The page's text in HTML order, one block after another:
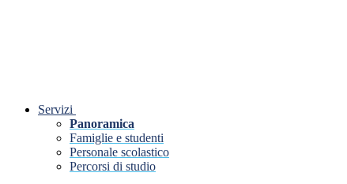
Servizi
Panoramica
Famiglie e studenti
Personale scolastico
Percorsi di studio